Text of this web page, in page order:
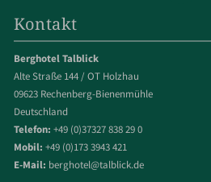
Kontakt
Berghotel Talblick
Alte Straße 144 / OT Holzhau
09623 Rechenberg-Bienenmühle
Deutschland
Telefon: +49 (0)37327 838 29 0
Mobil: +49 (0)173 3943 421
E-Mail: berghotel@talblick.de